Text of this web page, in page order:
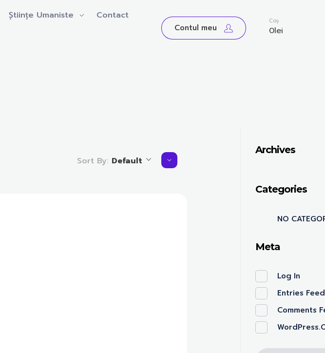
Științe Umaniste Contact
Contul meu
Coș
0lei
Sort By: Default
Archives
Categories
NO
Meta
Log In
Entries Feed
Comments